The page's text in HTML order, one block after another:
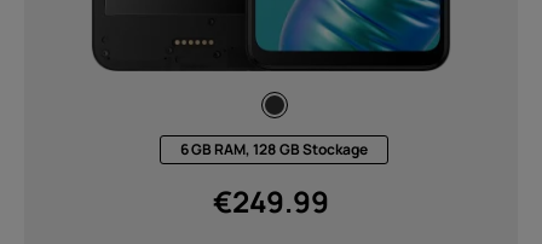
6 GB RAM, 128 GB Stockage
€249.99